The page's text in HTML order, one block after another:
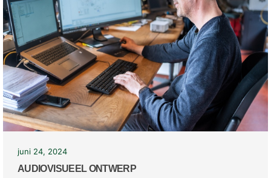
juni 24, 2024
AUDIOVISUEEL ONTWERP